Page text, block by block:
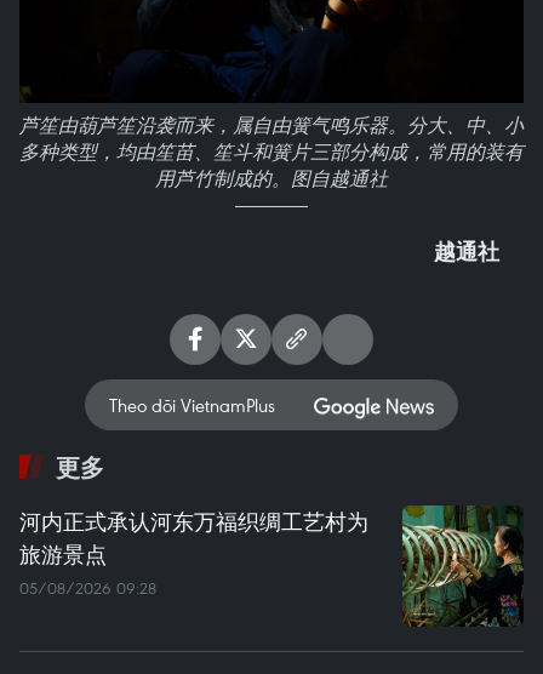
芦笙由葫芦笙沿袭而来，属自由簧气鸣乐器。分大、中、小
多种类型，均由笙苗、笙斗和簧片三部分构成，常用的装有
用芦竹制成的。图自越通社
越通社
Theo dõi VietnamPlus
更多
河内正式承认河东万福织绸工艺村为
旅游景点
05/08/2026 09:28